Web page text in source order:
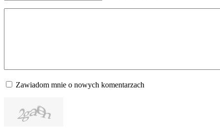
Zawiadom mnie o nowych komentarzach